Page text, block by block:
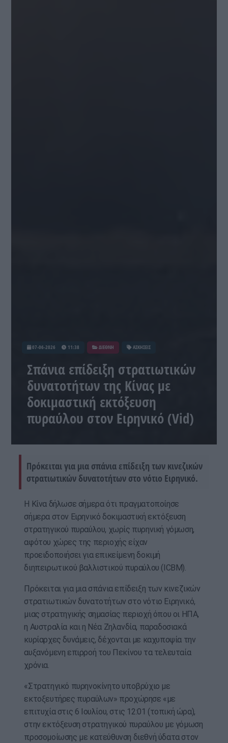
07-06-2026 11:38 ΔΙΕΘΝΗ ΑΣΚΗΣΕΙΣ
Σπάνια επίδειξη στρατιωτικών
δυνατοτήτων της Κίνας με
δοκιμαστική εκτόξευση
πυραύλου στον Ειρηνικό (Vid)
Πρόκειται για μια σπάνια επίδειξη των κινεζικών
στρατιωτικών δυνατοτήτων στο νότιο Ειρηνικό.
Η Κίνα δήλωσε σήμερα ότι πραγματοποίησε
σήμερα στον Ειρηνικό δοκιμαστική εκτόξευση
στρατηγικού πυραύλου, χωρίς πυρηνική γόμωση,
αφότου χώρες της περιοχής είχαν
προειδοποιήσει για επικείμενη δοκιμή
διηπειρωτικού βαλλιστικού πυραύλου (ICBM).
Πρόκειται για μια σπάνια επίδειξη των κινεζικών
στρατιωτικών δυνατοτήτων στο νότιο Ειρηνικό,
μιας στρατηγικής σημασίας περιοχή όπου οι ΗΠΑ,
η Αυστραλία και η Νέα Ζηλανδία, παραδοσιακά
κυρίαρχες δυνάμεις, δέχονται με καχυποψία την
αυξανόμενη επιρροή του Πεκίνου τα τελευταία
χρόνια.
«Στρατηγικό πυρηνοκίνητο υποβρύχιο με
εκτοξευτήρες πυραύλων» προχώρησε «με
επιτυχία στις 6 Ιουλίου, στις 12:01 (τοπική ώρα),
στην εκτόξευση στρατηγικού πυραύλου με γόμωση
προσομοίωσης με κατεύθυνση διεθνή ύδατα στον